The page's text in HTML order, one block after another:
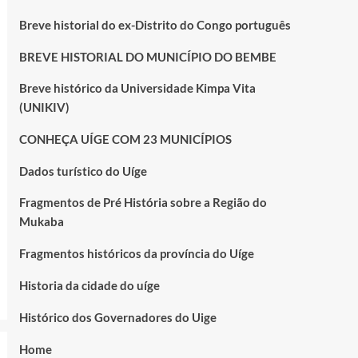
Breve historial do ex-Distrito do Congo português
BREVE HISTORIAL DO MUNICÍPIO DO BEMBE
Breve histórico da Universidade Kimpa Vita
(UNIKIV)
CONHEÇA UÍGE COM 23 MUNICÍPIOS
Dados turístico do Uíge
Fragmentos de Pré História sobre a Região do
Mukaba
Fragmentos históricos da província do Uíge
Historia da cidade do uíge
Histórico dos Governadores do Uige
Home